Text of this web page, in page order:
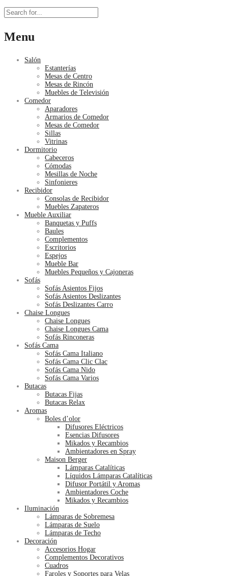
Menu
Salón
Estanterías
Mesas de Centro
Mesas de Rincón
Muebles de Televisión
Comedor
Aparadores
Armarios de Comedor
Mesas de Comedor
Sillas
Vitrinas
Dormitorio
Cabeceros
Cómodas
Mesillas de Noche
Sinfonieres
Recibidor
Consolas de Recibidor
Muebles Zapateros
Mueble Auxiliar
Banquetas y Puffs
Baules
Complementos
Escritorios
Espejos
Mueble Bar
Muebles Pequeños y Cajoneras
Sofás
Sofás Asientos Fijos
Sofás Asientos Deslizantes
Sofás Deslizantes Carro
Chaise Longues
Chaise Longues
Chaise Longues Cama
Sofás Rinconeras
Sofás Cama
Sofás Cama Italiano
Sofás Cama Clic Clac
Sofás Cama Nido
Sofás Cama Varios
Butacas
Butacas Fijas
Butacas Relax
Aromas
Boles d’olor
Difusores Eléctricos
Esencias Difusores
Mikados y Recambios
Ambientadores en Spray
Maison Berger
Lámparas Catalíticas
Líquidos Lámparas Catalíticas
Difusor Portátil y Aromas
Ambientadores Coche
Mikados y Recambios
Iluminación
Lámparas de Sobremesa
Lámparas de Suelo
Lámparas de Techo
Decoración
Accesorios Hogar
Complementos Decorativos
Cuadros
Faroles y Soportes para Velas